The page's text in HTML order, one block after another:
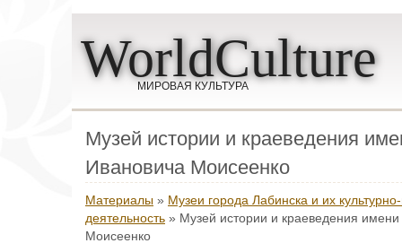
WorldCulture
МИРОВАЯ КУЛЬТУРА
Музей истории и краеведения
Ивановича Моисеенко
Материалы » Музеи города Лабинска и их
деятельность » Музей истории и краеведения
Моисеенко